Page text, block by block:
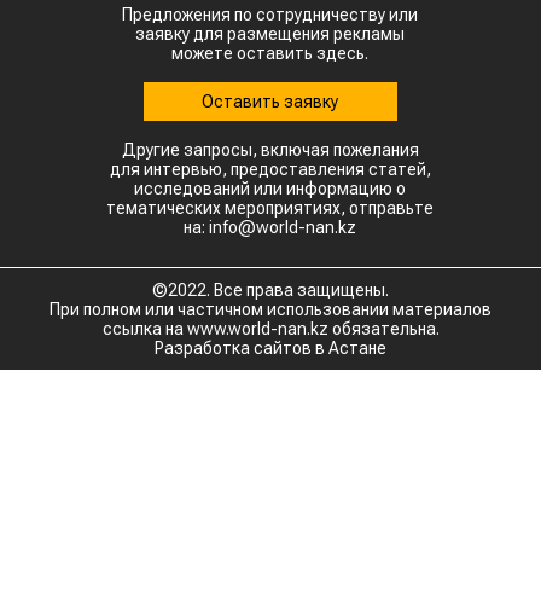
Предложения по сотрудничеству или
заявку для размещения рекламы
можете оставить здесь.
Оставить заявку
Другие запросы, включая пожелания
для интервью, предоставления статей,
исследований или информацию о
тематических мероприятиях, отправьте
на: info@world-nan.kz
©2022. Все права защищены.
При полном или частичном использовании материалов
ссылка на www.world-nan.kz обязательна.
Разработка сайтов в Астане